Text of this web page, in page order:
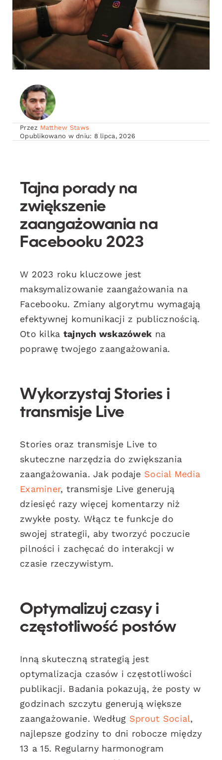
Przez Matthew Staws
Opublikowano w dniu: 8 lipca, 2026
Tajna porady na
zwiększenie
zaangażowania na
Facebooku 2023
W 2023 roku kluczowe jest
maksymalizowanie zaangażowania na
Facebooku. Zmiany algorytmu wymagają
efektywnej komunikacji z publicznością.
Oto kilka tajnych wskazówek na
poprawę twojego zaangażowania.
Wykorzystaj Stories i
transmisje Live
Stories oraz transmisje Live to
skuteczne narzędzia do zwiększania
zaangażowania. Jak podaje Social Media
Examiner, transmisje Live generują
dziesięć razy więcej komentarzy niż
zwykłe posty. Włącz te funkcje do
swojej strategii, aby tworzyć poczucie
pilności i zachęcać do interakcji w
czasie rzeczywistym.
Optymalizuj czasy i
częstotliwość postów
Inną skuteczną strategią jest
optymalizacja czasów i częstotliwości
publikacji. Badania pokazują, że posty w
godzinach szczytu generują większe
zaangażowanie. Według Sprout Social,
najlepsze godziny to dni robocze między
13 a 15. Regularny harmonogram